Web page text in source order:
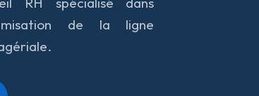
de la ligne